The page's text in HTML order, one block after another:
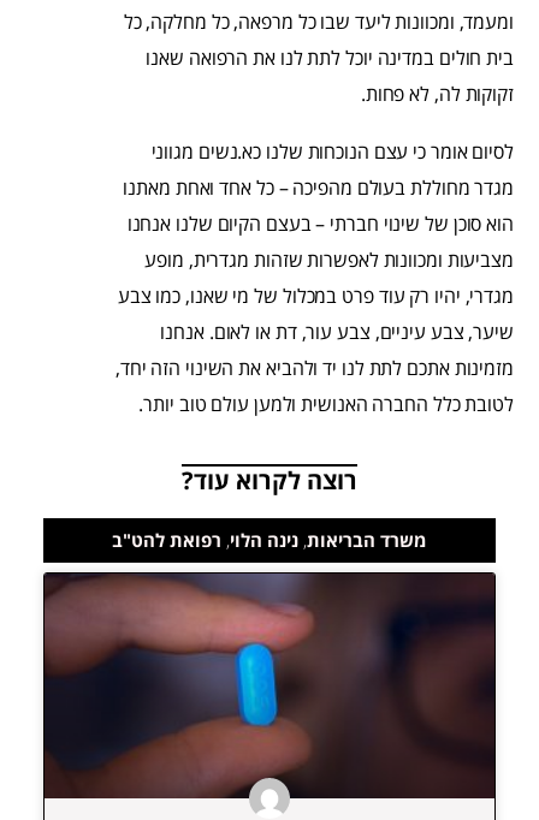
ומעמד, ומכוונות ליעד שבו כל מרפאה, כל מחלקה, כל
בית חולים במדינה יוכל לתת לנו את הרפואה שאנו
זקוקות לה, לא פחות.
לסיום אומר כי עצם הנוכחות שלנו כא.נשים מגווני
מגדר מחוללת בעולם מהפיכה – כל אחד ואחת מאתנו
הוא סוכן של שינוי חברתי – בעצם הקיום שלנו אנחנו
מצביעות ומכוונות לאפשרות שזהות מגדרית, מופע
מגדרי, יהיו רק עוד פרט במכלול של מי שאנו, כמו צבע
שיער, צבע עיניים, צבע עור, דת או לאום. אנחנו
מזמינות אתכם לתת לנו יד ולהביא את השינוי הזה יחד,
לטובת כלל החברה האנושית ולמען עולם טוב יותר.
רוצה לקרוא עוד?
משרד הבריאות,נינה הלוי, רפואת להט"ב